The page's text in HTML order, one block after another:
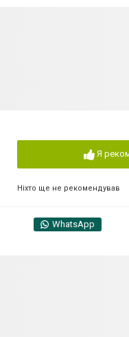
Я
Ніхто ще не рекомендував
WhatsApp